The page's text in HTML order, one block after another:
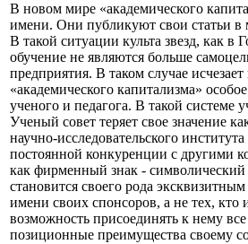
В новом мире «академического
имени. Они публикуют свои статьи в
В такой ситуации культа звезд, как
обучение не являются больше
предприятия. В таком случае
«академического капитализма»
ученого и педагога. В такой системе
Ученый совет теряет свое значение
научно-исследовательского
постоянной конкуренции с другими
как фирменный знак - символический
становится своего рода
имени своих спонсоров, а не тех,
возможность присоединять к нему
позиционные преимущества своему